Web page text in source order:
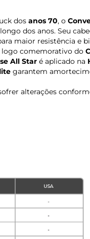
dos anos 70, o
dos anos. Seu
maior resistência e
comemorativo do
All Star é aplicado na
garantem
alterações